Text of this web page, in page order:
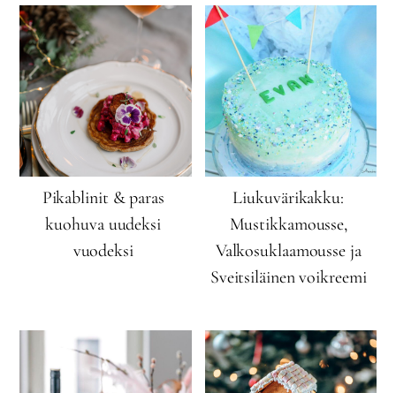
Pikablinit & paras
kuohuva uudeksi
vuodeksi
Liukuvärikakku:
Mustikkamousse,
Valkosuklaamousse ja
Sveitsiläinen voikreemi